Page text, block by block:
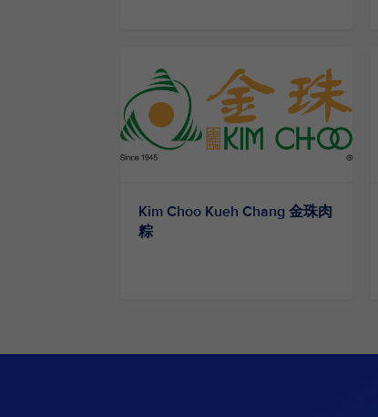
Kim Choo Kueh Chang 金珠肉
粽